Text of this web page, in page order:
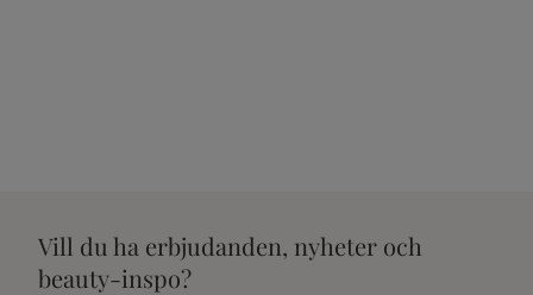
Vill du ha erbjudanden, nyheter och
beauty-inspo?